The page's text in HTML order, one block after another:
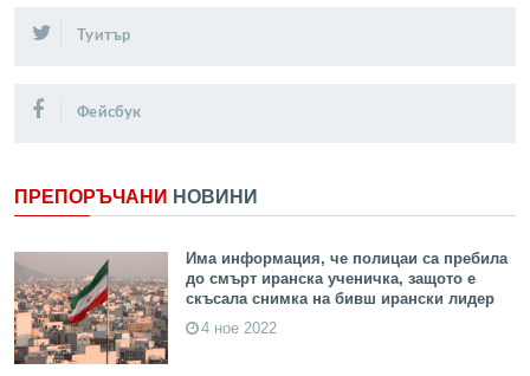
Туитър
Фейсбук
ПРЕПОРЪЧАНИ НОВИНИ
Има информация, че полицаи са пребила
до смърт иранска ученичка, защото е
скъсала снимка на бивш ирански лидер
4 ное 2022